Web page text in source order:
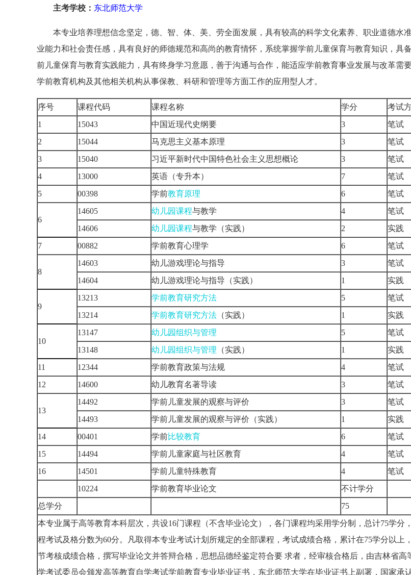
主考学校： 东北师范大学
本专业培养理想信念坚定，德、智、体、美、劳全面发展，具有较高的科学文化素养、职业道德水
业能力和社会责任感，具有良好的师德规范和高尚的教育情怀，系统掌握学前儿童保育与教育知识，具
前儿童保育与教育实践能力，具有终身学习意愿，善于沟通与合作，能适应学前教育事业发展与改革需
学前教育机构及其他相关机构从事保教、科研和管理等方面工作的应用型人才。
序号 课程代码 课程名称 学分
考试
1
15043 中国近现代史纲要 3
笔试
2
15044 马克思主义基本原理 3
笔试
3
15040 习近平新时代中国特色社会主义思想概论 3
笔试
4
13000 英语（专升本） 7
笔试
5
00398 学前教育原理 6 笔试
6
14605 幼儿园课程与教学 4
笔试
14606
幼儿园课程与教学（实践） 2
实践
7
00882 学前教育心理学 6 笔试
8
14603 幼儿游戏理论与指导 3
笔试
14604
幼儿游戏理论与指导（实践） 1 实践
9
13213 学前教育研究方法 5
笔试
13214
学前教育研究方法 （实践） 1 实践
10
13147 幼儿园组织与管理 5
笔试
13148
幼儿园组织与管理 （实践） 1
实践
11
12344 学前教育政策与法规 4
笔试
12
14600 幼儿教育名著导读 3 笔试
13
14492 学前儿童发展的观察与评价 3
笔试
14493
学前儿童发展的观察与评价（实践） 1
实践
14
00401 学前比较教育 6
笔试
15
14494 学前儿童家庭与社区教育 4
笔试
16
14501 学前儿童特殊教育 4
笔试
10224
学前教育毕业论文
不计学分
总学分
75
本专业属于高等教育本科层次，共设16门课程（不含毕业论文），各门课程均采用学分制，总计75学分
程考试及格分数为60分。凡取得本专业考试计划所规定的全部课程，考试成绩合格，累计在75学分以上
节考核成绩合格，撰写毕业论文并答辩合格，思想品德经鉴定符合要 求者，经审核合格后，由吉林省高
学考试委员会颁发高等教育自学考试学前教育专业毕业证书，东北师范大学在毕业证书上副署，国家承认